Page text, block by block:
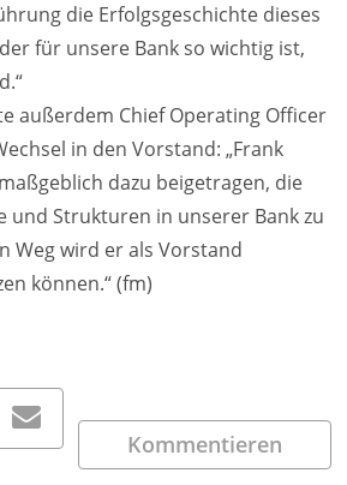
die Erfolgsgeschichte dieses
für unsere Bank so wichtig ist,
außerdem Chief Operating Officer
in den Vorstand: „Frank
dazu beigetragen, die
und Strukturen in unserer Bank zu
Weg wird er als Vorstand
können.“ (fm)
Kommentieren